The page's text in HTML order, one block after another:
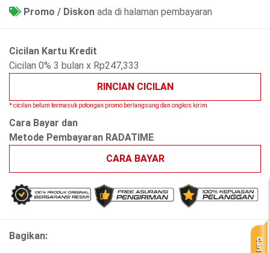
Promo / Diskon ada di halaman pembayaran
Cicilan Kartu Kredit
Cicilan 0% 3 bulan x Rp247,333
RINCIAN CICILAN
* cicilan belum termasuk potongan promo berlangsung dan ongkos kirim
Cara Bayar dan
Metode Pembayaran RADATIME
CARA BAYAR
Bagikan: